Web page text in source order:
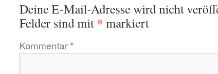
Deine E-Mail-Adresse wird nicht
Felder sind mit * markiert
Kommentar*